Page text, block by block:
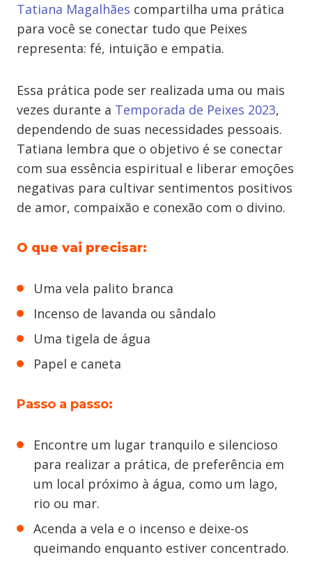
Tatiana Magalhães compartilha uma prática
para você se conectar tudo que Peixes
representa: fé, intuição e empatia.
Essa prática pode ser realizada uma ou mais
vezes durante a Temporada de Peixes 2023,
dependendo de suas necessidades pessoais.
Tatiana lembra que o objetivo é se conectar
com sua essência espiritual e liberar emoções
negativas para cultivar sentimentos positivos
de amor, compaixão e conexão com o divino.
O que vai precisar:
Uma vela palito branca
Incenso de lavanda ou sândalo
Uma tigela de água
Papel e caneta
Passo a passo:
Encontre um lugar tranquilo e silencioso
para realizar a prática, de preferência em
um local próximo à água, como um lago,
rio ou mar.
Acenda a vela e o incenso e deixe-os
queimando enquanto estiver concentrado.